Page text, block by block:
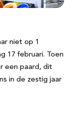
niet op 1
17 februari. Toen
een paard, dit
in de zestig jaar